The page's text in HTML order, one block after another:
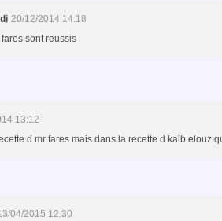
20/12/2014 14:18
sont reussis
13:12
d mr fares mais dans la recette d kalb elouz
04/2015 12:30